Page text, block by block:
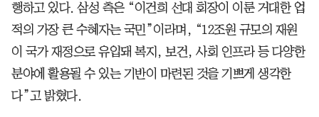
행하고 있다. 삼성 측은 “이건희 선대 회장이 이룬 거대한 업
적의 가장 큰 수혜자는 국민”이라며, “12조원 규모의 재원
이 국가 재정으로 유입돼 복지, 보건, 사회 인프라 등 다양한
분야에 활용될 수 있는 기반이 마련된 것을 기쁘게 생각한
다”고 밝혔다.